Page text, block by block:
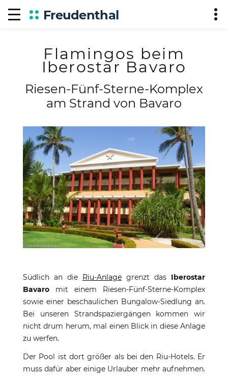
Freudenthal
Flamingos beim
Iberostar Bavaro
Riesen-Fünf-Sterne-Komplex
am Strand von Bavaro
Südlich an die Riu-Anlage grenzt das Iberostar
Bavaro mit einem Riesen-Fünf-Sterne-Komplex
sowie einer beschaulichen Bungalow-Siedlung an.
Bei unseren Strandspaziergängen kommen wir
nicht drum herum, mal einen Blick in diese Anlage
zu werfen.
Der Pool ist dort größer als bei den Riu-Hotels. Er
muss dafür aber einige Urlauber mehr aufnehmen.